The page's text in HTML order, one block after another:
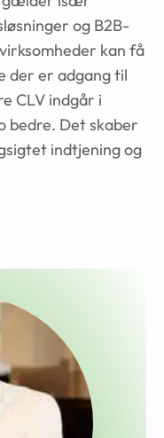
og B2B-
kan få
der er adgang til
CLV indgår i
bedre. Det skaber
indtjening og